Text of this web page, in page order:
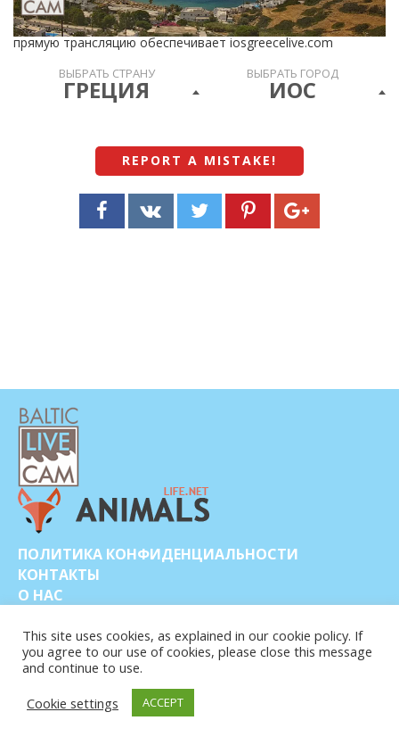
прямую трансляцию обеспечивает iosgreecelive.com
ВЫБРАТЬ СТРАНУ
ГРЕЦИЯ
ВЫБРАТЬ ГОРОД
ИОС
REPORT A MISTAKE !
ПОЛИТИКА КОНФИДЕНЦИАЛЬНОСТИ
КОНТАКТЫ
О НАС
© COPYRIGHT 2015-2026. BALTIC LIVE CAM
This site uses cookies, as explained in our cookie policy. If
you agree to our use of cookies, please close this message
and continue to use.
Cookie settings
ACCEPT